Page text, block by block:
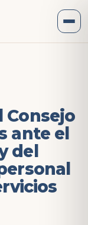
Consejo
ante el
del